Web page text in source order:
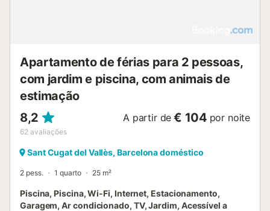
Apartamento de férias para 2 pessoas,
com jardim e piscina, com animais de
estimação
8,2
62 avaliações
A partir de € 104 por noite
Sant Cugat del Vallès, Barcelona doméstico
2 pess. 1 quarto 25 m²
Piscina, Piscina, Wi-Fi, Internet, Estacionamento,
Garagem, Ar condicionado, TV, Jardim, Acessível a